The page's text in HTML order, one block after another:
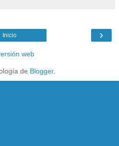
›
Inicio
web
de Blogger.